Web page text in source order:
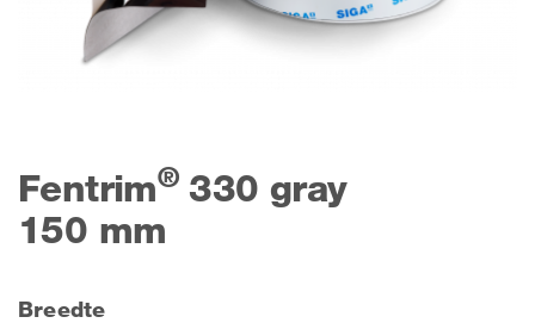
Fentrim®330 gray
150 mm
Breedte